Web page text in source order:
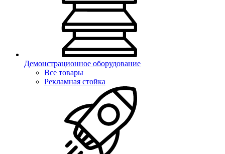
Демонстрационное оборудование
Все товары
Рекламная стойка